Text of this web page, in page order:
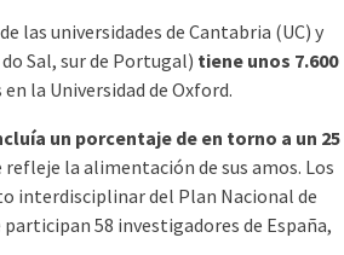
las universidades de Cantabria (UC) y
Sal, sur de Portugal) tiene unos 7.600
la Universidad de Oxford.
un porcentaje de en torno a un 25
la alimentación de sus amos. Los
interdisciplinar del Plan Nacional de
58 investigadores de España,